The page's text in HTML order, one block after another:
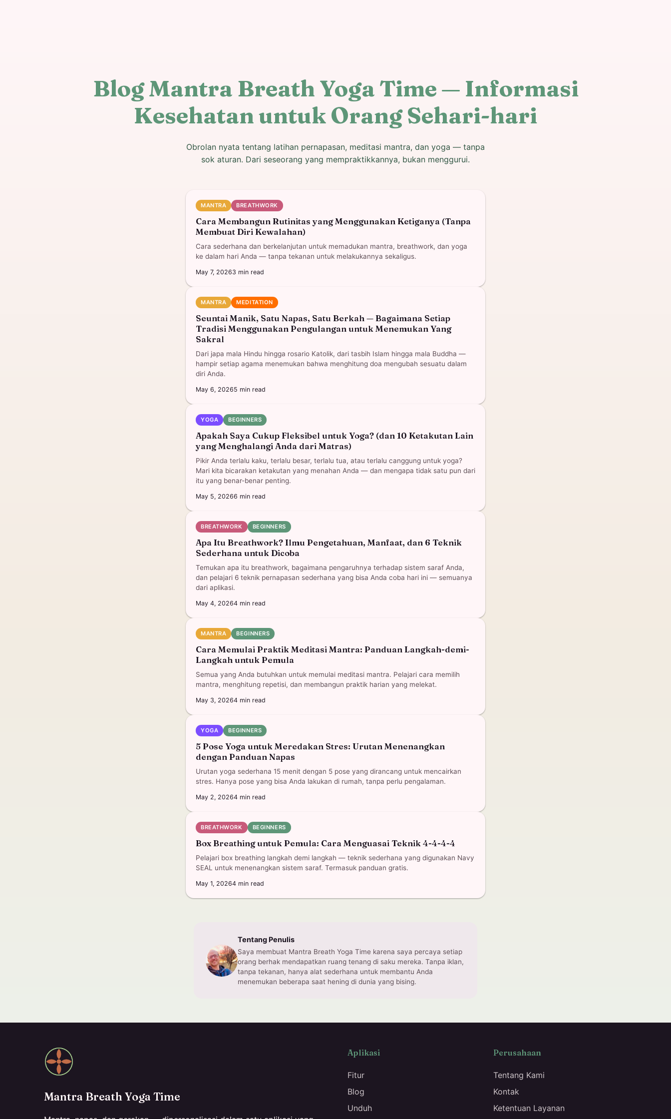
Blog Mantra Breath Yoga Time — Informasi
Kesehatan untuk Orang Sehari-hari
Obrolan nyata tentang latihan pernapasan, meditasi mantra, dan yoga — tanpa
sok aturan. Dari seseorang yang mempraktikkannya, bukan menggurui.
MANTRA BREATHWORK
Cara Membangun Rutinitas yang Menggunakan Ketiganya (Tanpa
Membuat Diri Kewalahan)
Cara sederhana dan berkelanjutan untuk memadukan mantra, breathwork, dan yoga
ke dalam hari Anda — tanpa tekanan untuk melakukannya sekaligus.
May 7, 20263 min read
MANTRA MEDITATION
Seuntai Manik, Satu Napas, Satu Berkah — Bagaimana Setiap
Tradisi Menggunakan Pengulangan untuk Menemukan Yang
Sakral
Dari japa mala Hindu hingga rosario Katolik, dari tasbih Islam hingga mala Buddha —
hampir setiap agama menemukan bahwa menghitung doa mengubah sesuatu dalam
diri Anda.
May 6, 20265 min read
YOGA BEGINNERS
Apakah Saya Cukup Fleksibel untuk Yoga? (dan 10 Ketakutan Lain
yang Menghalangi Anda dari Matras)
Pikir Anda terlalu kaku, terlalu besar, terlalu tua, atau terlalu canggung untuk yoga?
Mari kita bicarakan ketakutan yang menahan Anda — dan mengapa tidak satu pun dari
itu yang benar-benar penting.
May 5, 20266 min read
BREATHWORK BEGINNERS
Apa Itu Breathwork? Ilmu Pengetahuan, Manfaat, dan 6 Teknik
Sederhana untuk Dicoba
Temukan apa itu breathwork, bagaimana pengaruhnya terhadap sistem saraf Anda,
dan pelajari 6 teknik pernapasan sederhana yang bisa Anda coba hari ini — semuanya
dari aplikasi.
May 4, 20264 min read
MANTRA BEGINNERS
Cara Memulai Praktik Meditasi Mantra: Panduan Langkah-demi-
Langkah untuk Pemula
Semua yang Anda butuhkan untuk memulai meditasi mantra. Pelajari cara memilih
mantra, menghitung repetisi, dan membangun praktik harian yang melekat.
May 3, 20264 min read
YOGA BEGINNERS
5 Pose Yoga untuk Meredakan Stres: Urutan Menenangkan
dengan Panduan Napas
Urutan yoga sederhana 15 menit dengan 5 pose yang dirancang untuk mencairkan
stres. Hanya pose yang bisa Anda lakukan di rumah, tanpa perlu pengalaman.
May 2, 20264 min read
BREATHWORK BEGINNERS
Box Breathing untuk Pemula: Cara Menguasai Teknik 4-4-4-4
Pelajari box breathing langkah demi langkah — teknik sederhana yang digunakan Navy
SEAL untuk menenangkan sistem saraf. Termasuk panduan gratis.
May 1, 20264 min read
Tentang Penulis
Saya membuat Mantra Breath Yoga Time karena saya percaya setiap
orang berhak mendapatkan ruang tenang di saku mereka. Tanpa iklan,
tanpa tekanan, hanya alat sederhana untuk membantu Anda
menemukan beberapa saat hening di dunia yang bising.
Mantra Breath Yoga Time
Aplikasi
Fitur
Blog
Unduh
Perusahaan
Tentang Kami
Kontak
Ketentuan Layanan